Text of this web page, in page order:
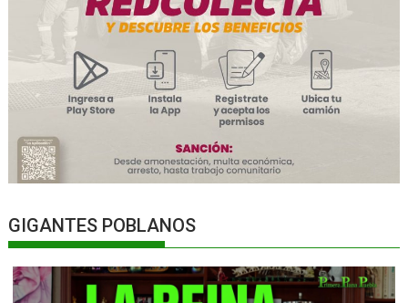
GIGANTES POBLANOS